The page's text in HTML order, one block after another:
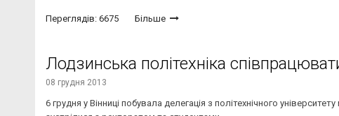
Переглядів: 6675 Більше
Лодзинська політехніка
08 грудня 2013
6 грудня у Вінниці побувала делегація з політехнічного